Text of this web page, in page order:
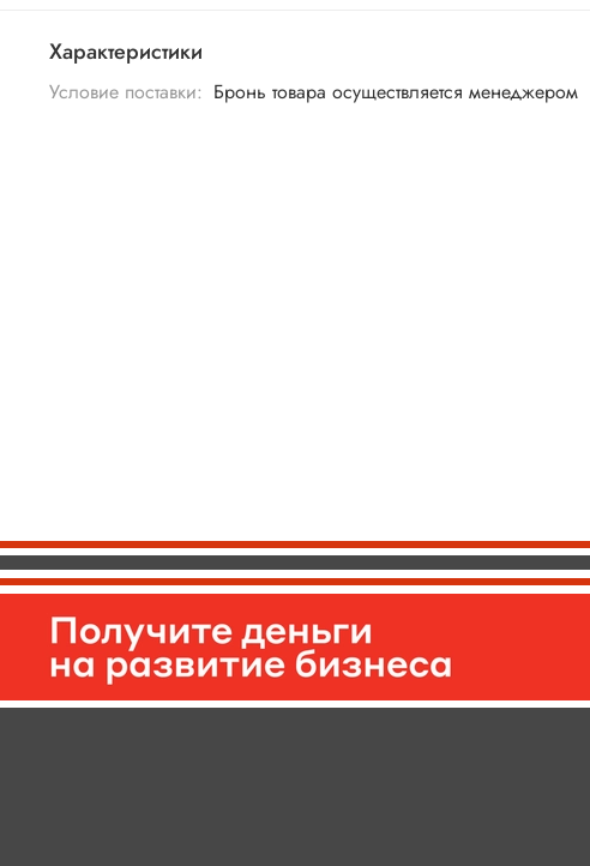
Характеристики
Условие поставки: Бронь товара осуществляется менеджером